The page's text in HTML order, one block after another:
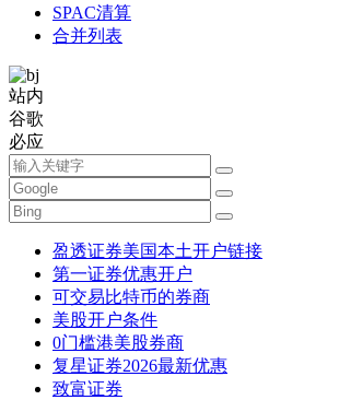
SPAC清算
合并列表
站内
谷歌
必应
盈透证券美国本土开户链接
第一证券优惠开户
可交易比特币的券商
美股开户条件
0门槛港美股券商
复星证券2026最新优惠
致富证券